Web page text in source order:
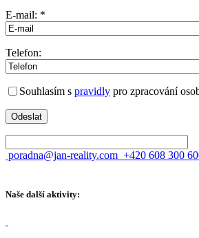
E-mail: *
Telefon:
Souhlasím s pravidly pro zpracování
poradna@jan-reality.com +420 608 300
Naše další aktivity: